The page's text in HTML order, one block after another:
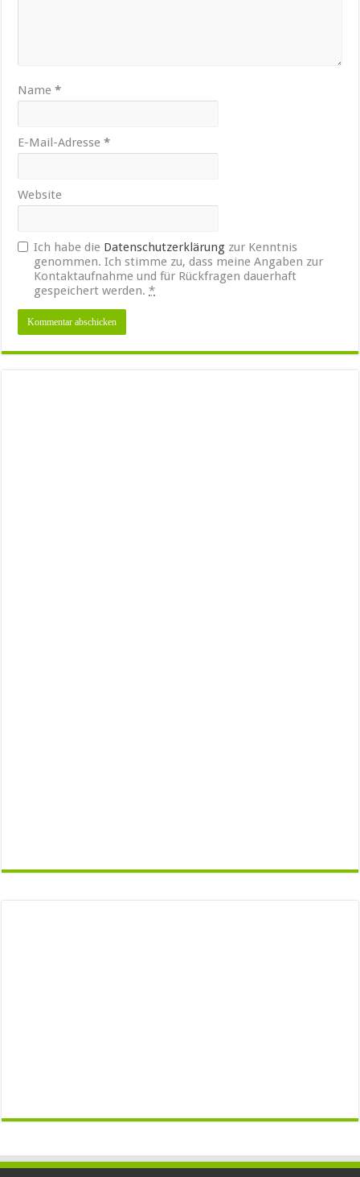
Name*
E-Mail-Adresse*
Website
Ich habe die Datenschutzerklärung zur Kenntnis
genommen. Ich stimme zu, dass meine Angaben zur
Kontaktaufnahme und für Rückfragen dauerhaft
gespeichert werden.*